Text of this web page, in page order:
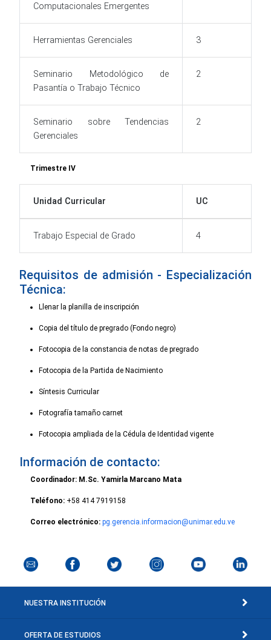
Computacionales Emergentes
Herramientas Gerenciales 3
Seminario Metodológico de
Pasantía o Trabajo Técnico
2
Seminario sobre Tendencias
Gerenciales
2
Trimestre IV
Unidad Curricular UC
Trabajo Especial de Grado 4
Requisitos de admisión - Especialización
Técnica:
Llenar la planilla de inscripción
Copia del título de pregrado (Fondo negro)
Fotocopia de la constancia de notas de pregrado
Fotocopia de la Partida de Nacimiento
Síntesis Curricular
Fotografía tamaño carnet
Fotocopia ampliada de la Cédula de Identidad vigente
Información de contacto:
Coordinador: M.Sc. Yamirla Marcano Mata
Teléfono: +58 414 7919158
Correo electrónico: pg.gerencia.informacion@unimar.edu.ve
NUESTRA INSTITUCIÓN
OFERTA DE ESTUDIOS